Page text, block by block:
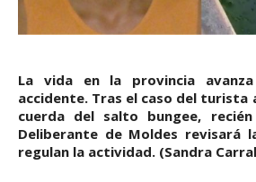
La vida en la provincia
accidente. Tras el caso del turista
cuerda del salto bungee,
Deliberante de Moldes revisará
regulan la actividad. (Sandra